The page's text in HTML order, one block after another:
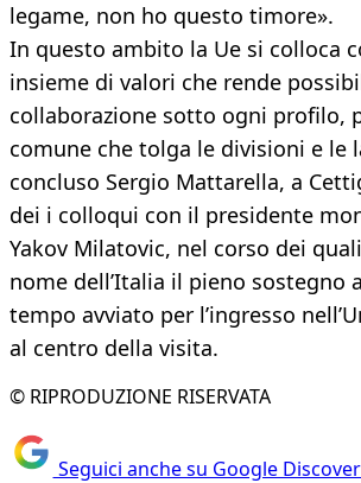
legame, non ho questo timore».
In questo ambito la Ue si colloca
insieme di valori che rende
collaborazione sotto ogni profilo,
comune che tolga le divisioni e le
concluso Sergio Mattarella, a
dei i colloqui con il presidente
Yakov Milatovic, nel corso dei
nome dell’Italia il pieno sostegno
tempo avviato per l’ingresso
al centro della visita.
© RIPRODUZIONE RISERVATA
Seguici anche su Google